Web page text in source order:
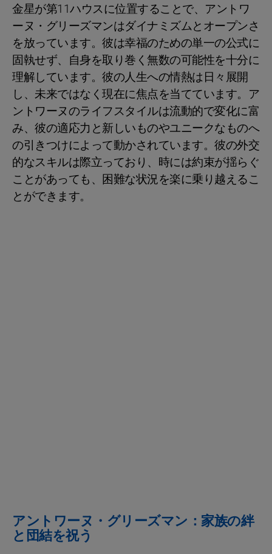
金星が第11ハウスに位置することで、アントワ
ーヌ・グリーズマンはダイナミズムとオープンさ
を放っています。彼は幸福のための単一の公式に
固執せず、自身を取り巻く無数の可能性を十分に
理解しています。彼の人生への情熱は日々展開
し、未来ではなく現在に焦点を当てています。ア
ントワーヌのライフスタイルは流動的で変化に富
み、彼の適応力と新しいものやユニークなものへ
の引きつけによって動かされています。彼の外交
的なスキルは際立っており、時には約束が揺らぐ
ことがあっても、困難な状況を楽に乗り越えるこ
とができます。
アントワーヌ・グリーズマン：家族の絆
と団結を祝う